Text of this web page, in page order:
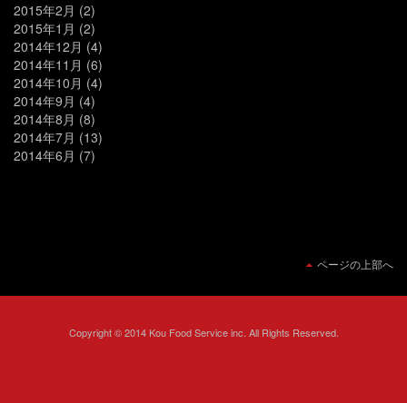
2015年2月 (2)
2015年1月 (2)
2014年12月 (4)
2014年11月 (6)
2014年10月 (4)
2014年9月 (4)
2014年8月 (8)
2014年7月 (13)
2014年6月 (7)
ページの上部へ
Copyright © 2014 Kou Food Service inc. All Rights Reserved.